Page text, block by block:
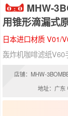
MHW-
用锥形滴漏式
日本进口材质 V01/
轰炸机咖啡滤纸V60
店铺：MHW-
地址：广东